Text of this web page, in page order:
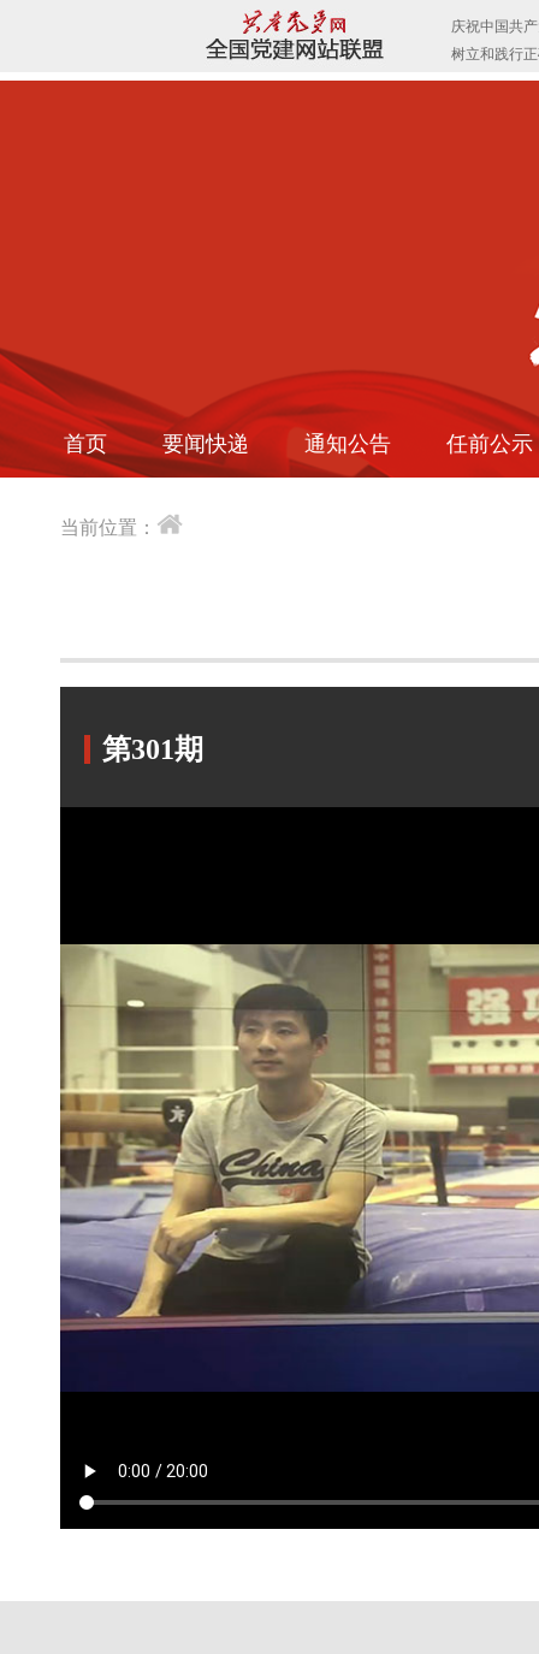
首页 要闻快递 通知公告 任前公示
当前位置：
第301期